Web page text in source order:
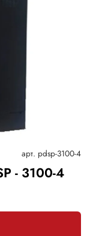
арт. pdsp-3100-4
- 3100-4